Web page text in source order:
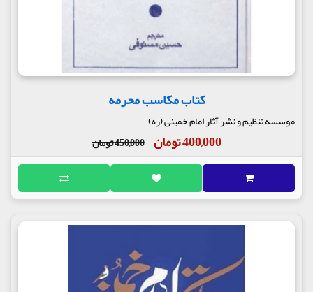
کتاب مکاسب محرمه
موسسه تنظیم و نشر آثار امام خمینی (ره)
400,000 تومان 450,000 تومان